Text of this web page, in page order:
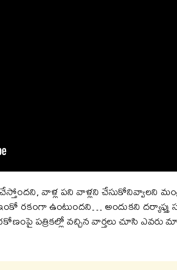
వాళ్ల పని వాళ్లని చేసుకోనివ్వాలని
రకంగా ఉంటుందని… అందుకని దర్యాప్తు
పత్రికల్లో వచ్చిన వార్తలు చూసి ఎవరు